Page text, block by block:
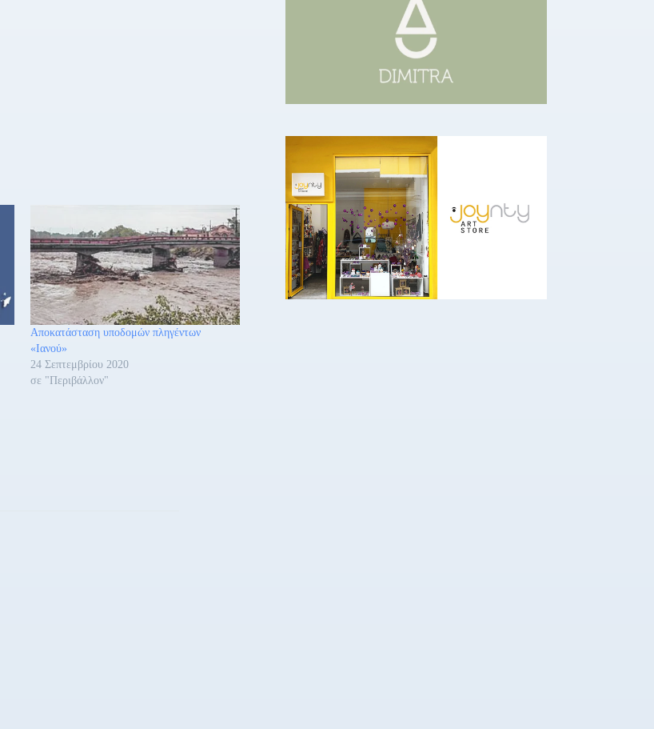
Αποκατάσταση υποδομών πληγέντων
«Ιανού»
24 Σεπτεμβρίου 2020
σε "Περιβάλλον"